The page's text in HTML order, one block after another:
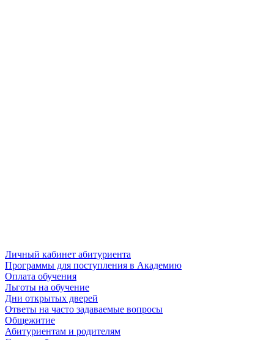
Личный кабинет абитуриента
Программы для поступления в Академию
Оплата обучения
Льготы на обучение
Дни открытых дверей
Ответы на часто задаваемые вопросы
Общежитие
Абитуриентам и родителям